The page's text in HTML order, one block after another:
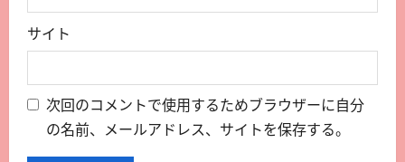
サイト
次回のコメントで使用するためブラウザーに自分
の名前、メールアドレス、サイトを保存する。